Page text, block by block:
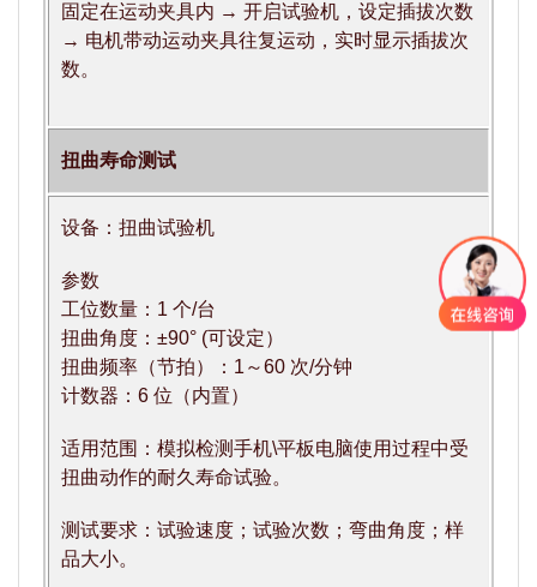
固定在运动夹具内 → 开启试验机，设定插拔次数
→ 电机带动运动夹具往复运动，实时显示插拔次
数。
扭曲寿命测试
设备：扭曲试验机
参数
工位数量：1 个/台
扭曲角度：±90° (可设定）
扭曲频率（节拍）：1～60 次/分钟
计数器：6 位（内置）
适用范围：模拟检测手机\平板电脑使用过程中受
扭曲动作的耐久寿命试验。
测试要求：试验速度；试验次数；弯曲角度；样
品大小。